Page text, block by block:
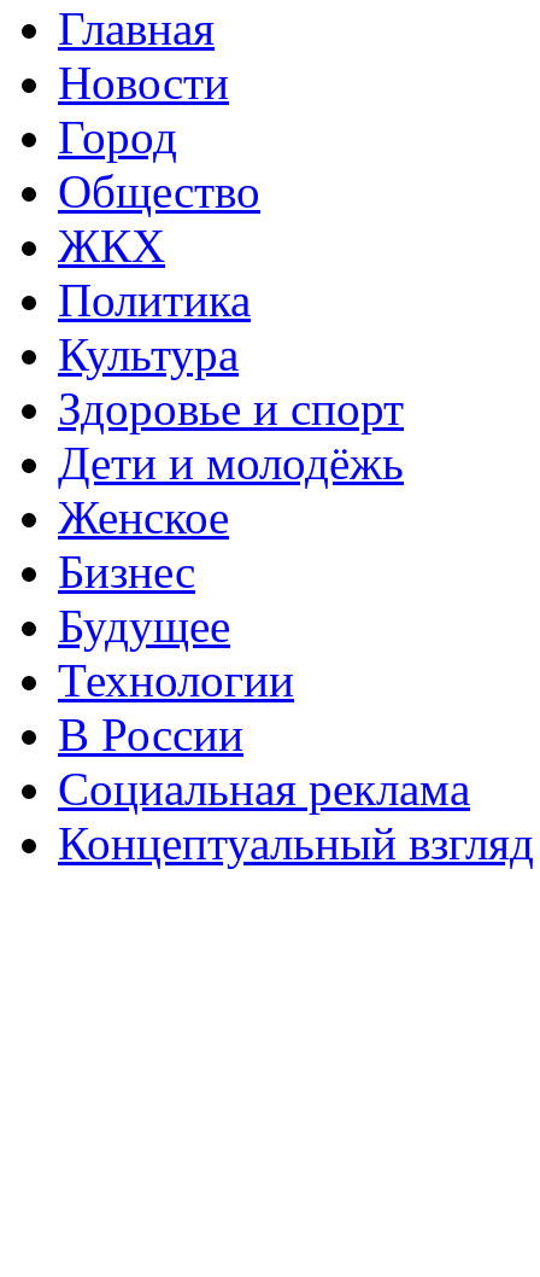
Главная
Новости
Город
Общество
ЖКХ
Политика
Культура
Здоровье и спорт
Дети и молодёжь
Женское
Бизнес
Будущее
Технологии
В России
Социальная реклама
Концептуальный взгляд